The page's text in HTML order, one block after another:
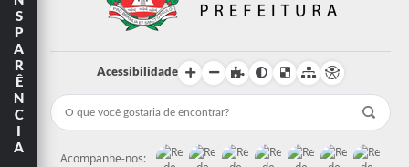
Acessibilidade
Acompanhe-nos:
S
P
A
R
Ê
N
C
I
A